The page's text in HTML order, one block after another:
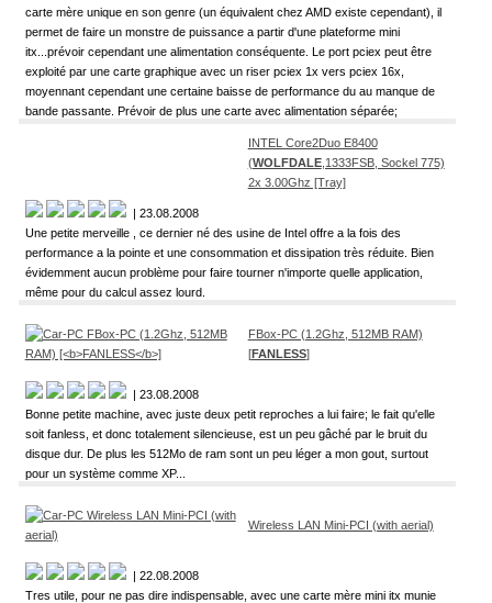
carte mère unique en son genre (un équivalent chez AMD existe cependant), il
permet de faire un monstre de puissance a partir d'une plateforme mini
itx...prévoir cependant une alimentation conséquente. Le port pciex peut être
exploité par une carte graphique avec un riser pciex 1x vers pciex 16x,
moyennant cependant une certaine baisse de performance du au manque de
bande passante. Prévoir de plus une carte avec alimentation séparée;
INTEL Core2Duo E8400
(WOLFDALE,1333FSB, Sockel 775)
2x 3.00Ghz [Tray]
| 23.08.2008
Une petite merveille , ce dernier né des usine de Intel offre a la fois des
performance a la pointe et une consommation et dissipation très réduite. Bien
évidemment aucun problème pour faire tourner n'importe quelle application,
même pour du calcul assez lourd.
FBox-PC (1.2Ghz, 512MB RAM)
[FANLESS]
| 23.08.2008
Bonne petite machine, avec juste deux petit reproches a lui faire; le fait qu'elle
soit fanless, et donc totalement silencieuse, est un peu gâché par le bruit du
disque dur. De plus les 512Mo de ram sont un peu léger a mon gout, surtout
pour un système comme XP...
Wireless LAN Mini-PCI (with aerial)
| 22.08.2008
Tres utile, pour ne pas dire indispensable, avec une carte mère mini itx munie